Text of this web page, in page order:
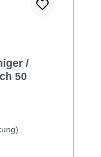
/
50